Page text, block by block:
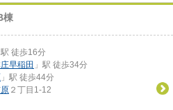
棟
駅 徒歩16分
早稲田 」駅 徒歩34分
」駅 徒歩44分
２丁目1-12